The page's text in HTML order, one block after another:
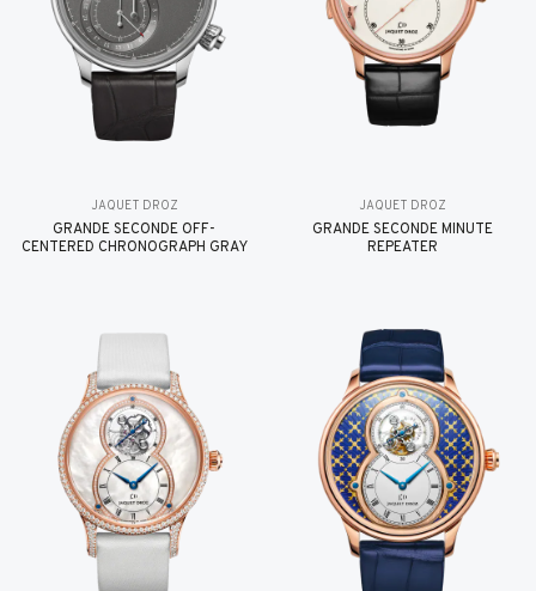
JAQUET DROZ
GRANDE SECONDE OFF-
CENTERED CHRONOGRAPH GRAY
JAQUET DROZ
GRANDE SECONDE MINUTE
REPEATER